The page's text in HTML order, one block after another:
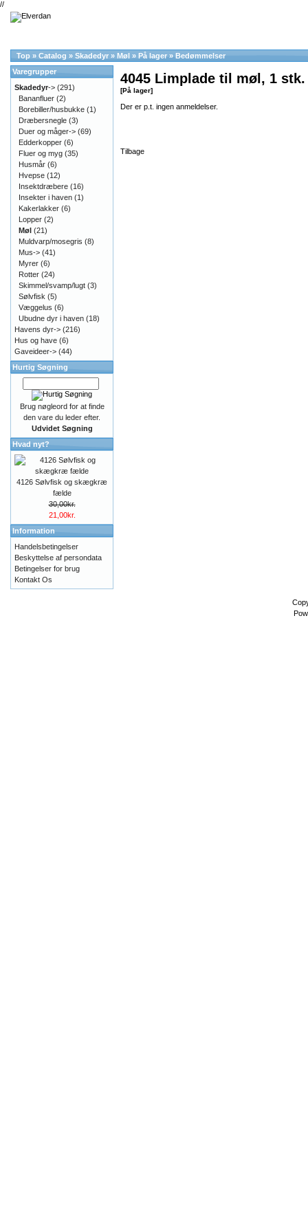
//
Top » Catalog » Skadedyr » Møl » På lager» Bedømmelser
4045 Limplade til møl, 1 stk.
[På lager]
Der er p.t. ingen anmeldelser.
Tilbage
Varegrupper
Skadedyr-> (291)
Bananfluer (2)
Borebiller/husbukke (1)
Dræbersnegle (3)
Duer og måger-> (69)
Edderkopper (6)
Fluer og myg (35)
Husmår (6)
Hvepse (12)
Insektdræbere (16)
Insekter i haven (1)
Kakerlakker (6)
Lopper (2)
Møl (21)
Muldvarp/mosegris (8)
Mus-> (41)
Myrer (6)
Rotter (24)
Skimmel/svamp/lugt (3)
Sølvfisk (5)
Væggelus (6)
Ubudne dyr i haven (18)
Havens dyr-> (216)
Hus og have (6)
Gaveideer-> (44)
Hurtig Søgning
Brug nøgleord for at finde
den vare du leder efter.
Udvidet Søgning
Hvad nyt?
4126 Sølvfisk og skægkræ
fælde
30,00kr.
21,00kr.
Information
Handelsbetingelser
Beskyttelse af persondata
Betingelser for brug
Kontakt Os